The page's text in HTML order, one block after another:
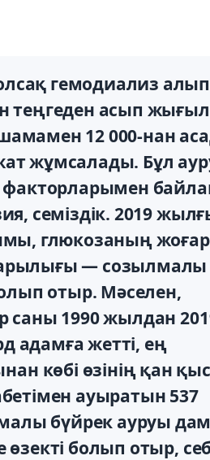
гемодиализ алып
теңгеден асып
12 000-нан
жұмсалады. Бұл
факторларымен
семіздік. 2019
глюкозаның
— созылмалы
отыр. Мәселен,
саны 1990 жылдан
адамға жетті, ең
көбі өзінің қан
ауыратын 537
бүйрек ауруы
болып отыр,